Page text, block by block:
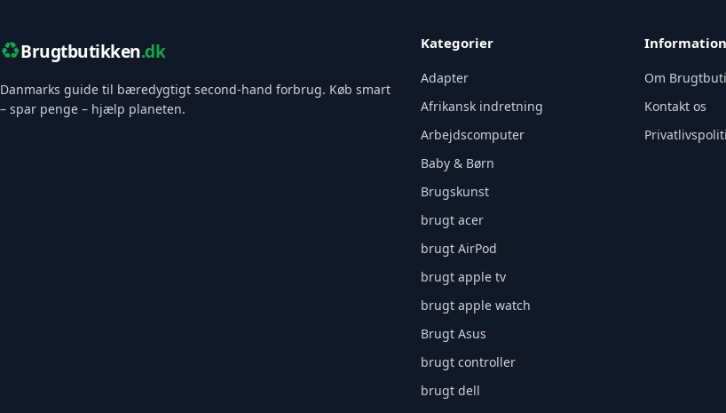
♻️Brugtbutikken.dk
Danmarks guide til bæredygtigt second-hand forbrug. Køb smart
– spar penge – hjælp planeten.
Kategorier
Adapter
Afrikansk indretning
Arbejdscomputer
Baby & Børn
Brugskunst
brugt acer
brugt AirPod
brugt apple tv
brugt apple watch
Brugt Asus
brugt controller
brugt dell
Information
Om
Kontakt os